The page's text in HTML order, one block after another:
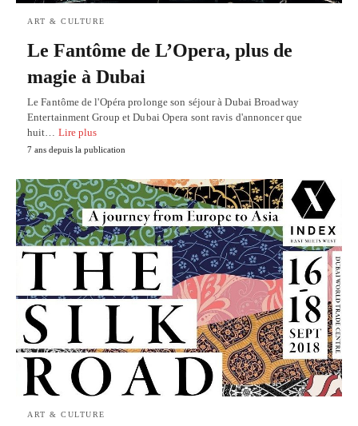
ART & CULTURE
Le Fantôme de L’Opera, plus de
magie à Dubai
Le Fantôme de l'Opéra prolonge son séjour à Dubai Broadway
Entertainment Group et Dubai Opera sont ravis d'annoncer que
huit… Lire plus
7 ans depuis la publication
ART & CULTURE